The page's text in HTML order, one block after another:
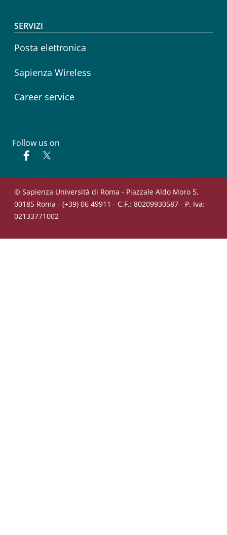
SERVIZI
Posta elettronica
Sapienza Wireless
Career service
Follow us on
Facebook
© Sapienza Università di Roma - Piazzale Aldo Moro 5,
00185 Roma - (+39) 06 49911 - C.F.: 80209930587 - P. Iva:
02133771002